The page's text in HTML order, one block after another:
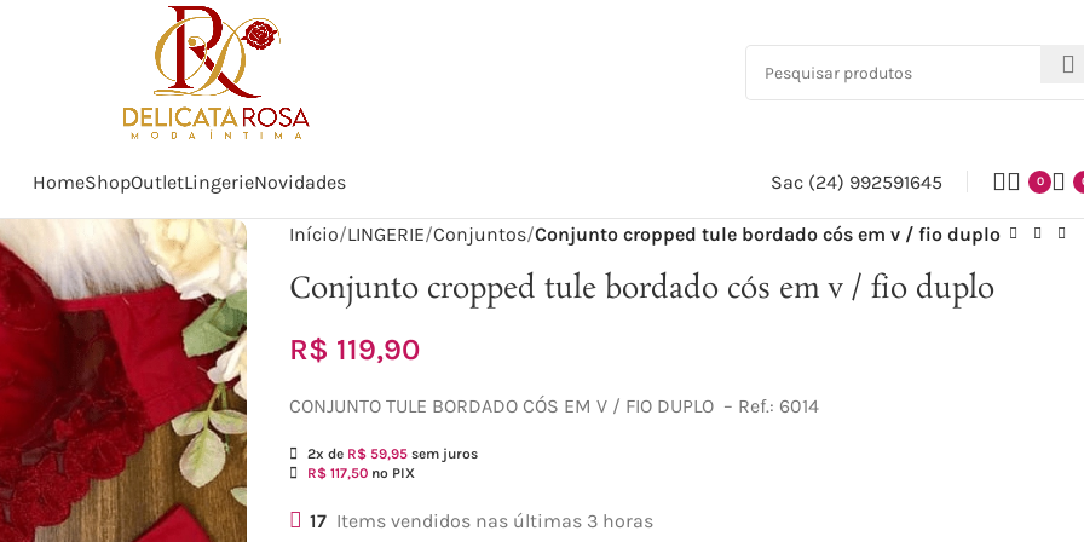
HomeShopOutletLingerieNovidades Sac (24) 992591645 0
Início LINGERIE Conjuntos Conjunto cropped tule bordado cós em v / fio duplo
Conjunto cropped tule bordado cós em v / fio duplo
R$ 119,90
‌CONJUNTO TULE BORDADO CÓS EM V / FIO DUPLO – Ref.: 6014
2x de R$ 59,95 sem juros
R$ 117,50 no PIX
17 Items vendidos nas últimas 3 horas